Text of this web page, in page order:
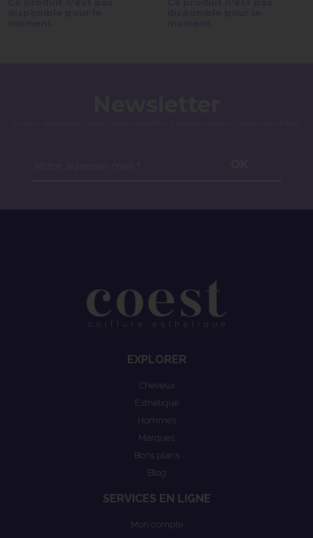
EXPLORER
Cheveux
Esthétique
Hommes
Marques
Bons plans
Blog
SERVICES EN LIGNE
Mon compte